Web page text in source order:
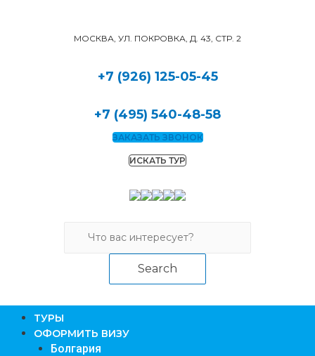
МОСКВА, УЛ. ПОКРОВКА, Д. 43, СТР. 2
+7 (926) 125-05-45
+7 (495) 540-48-58
ЗАКАЗАТЬ ЗВОНОК
ИСКАТЬ ТУР
Search
TУРЫ
ОФОРМИТЬ ВИЗУ
Болгария